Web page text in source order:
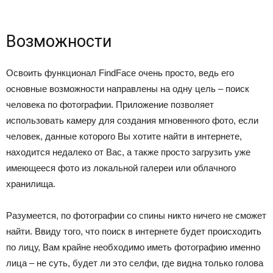
Возможности
Освоить функционал FindFace очень просто, ведь его
основные возможности направлены на одну цель – поиск
человека по фотографии. Приложение позволяет
использовать камеру для создания мгновенного фото, если
человек, данные которого Вы хотите найти в интернете,
находится недалеко от Вас, а также просто загрузить уже
имеющееся фото из локальной галереи или облачного
хранилища.
Разумеется, по фотографии со спины никто ничего не сможет
найти. Ввиду того, что поиск в интернете будет происходить
по лицу, Вам крайне необходимо иметь фотографию именно
лица – не суть, будет ли это селфи, где видна только голова